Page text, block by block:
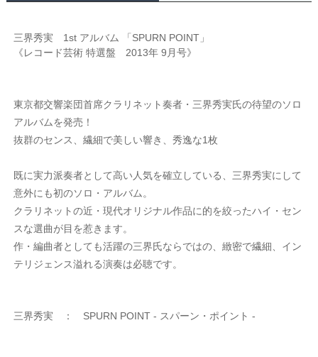
三界秀実 1st アルバム 「SPURN POINT」
《レコード芸術 特選盤 2013年 9月号》
東京都交響楽団首席クラリネット奏者・三界秀実氏の待望のソロ
アルバムを発売！
抜群のセンス、繊細で美しい響き、秀逸な1枚
既に実力派奏者として高い人気を確立している、三界秀実にして
意外にも初のソロ・アルバム。
クラリネットの近・現代オリジナル作品に的を絞ったハイ・セン
スな選曲が目を惹きます。
作・編曲者としても活躍の三界氏ならではの、緻密で繊細、イン
テリジェンス溢れる演奏は必聴です。
三界秀実 ： SPURN POINT - スパーン・ポイント -